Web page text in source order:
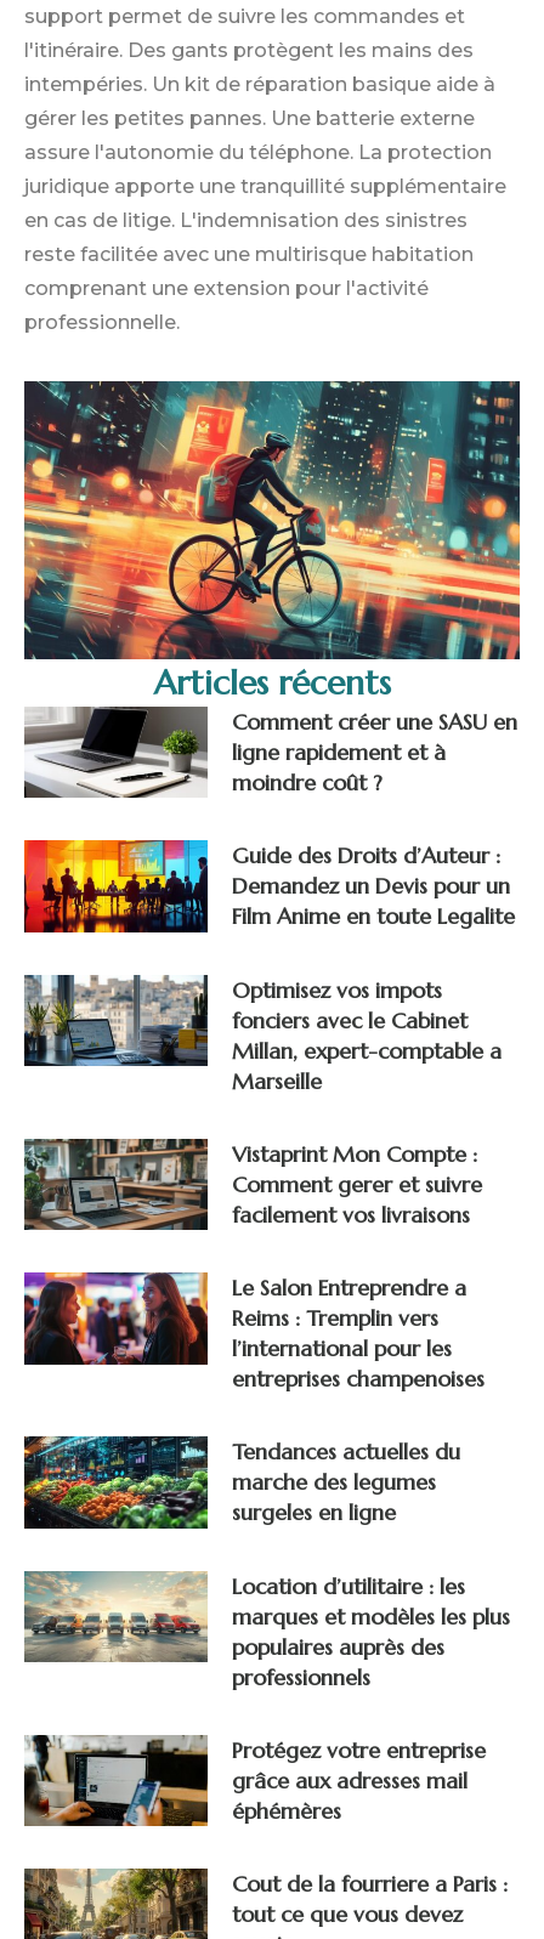
support permet de suivre les commandes et
l'itinéraire. Des gants protègent les mains des
intempéries. Un kit de réparation basique aide à
gérer les petites pannes. Une batterie externe
assure l'autonomie du téléphone. La protection
juridique apporte une tranquillité supplémentaire
en cas de litige. L'indemnisation des sinistres
reste facilitée avec une multirisque habitation
comprenant une extension pour l'activité
professionnelle.
Articles récents
Comment créer une SASU en
ligne rapidement et à
moindre coût ?
Guide des Droits d’Auteur :
Demandez un Devis pour un
Film Anime en toute Legalite
Optimisez vos impots
fonciers avec le Cabinet
Millan, expert-comptable a
Marseille
Vistaprint Mon Compte :
Comment gerer et suivre
facilement vos livraisons
Le Salon Entreprendre a
Reims : Tremplin vers
l’international pour les
entreprises champenoises
Tendances actuelles du
marche des legumes
surgeles en ligne
Location d’utilitaire : les
marques et modèles les plus
populaires auprès des
professionnels
Protégez votre entreprise
grâce aux adresses mail
éphémères
Cout de la fourriere a Paris :
tout ce que vous devez